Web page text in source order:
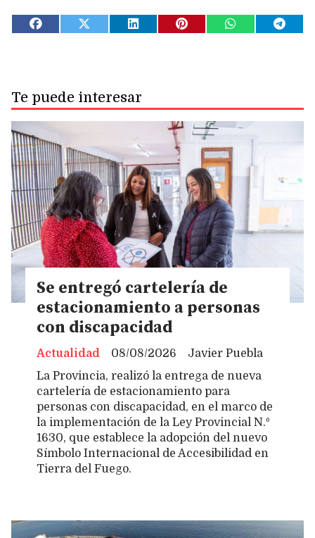
Te puede interesar
Se entregó cartelería de
estacionamiento a personas
con discapacidad
Javier Puebla
Actualidad
08/08/2026
La Provincia, realizó la entrega de nueva
cartelería de estacionamiento para
personas con discapacidad, en el marco de
la implementación de la Ley Provincial N.º
1630, que establece la adopción del nuevo
Símbolo Internacional de Accesibilidad en
Tierra del Fuego.